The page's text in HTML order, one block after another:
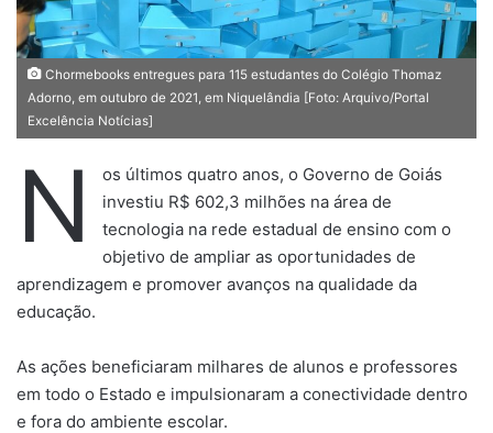
a
i
l
Chormebooks entregues para 115 estudantes do Colégio Thomaz
Adorno, em outubro de 2021, em Niquelândia [Foto: Arquivo/Portal
Excelência Notícias]
N
os últimos quatro anos, o Governo de Goiás
investiu R$ 602,3 milhões na área de
tecnologia na rede estadual de ensino com o
objetivo de ampliar as oportunidades de
aprendizagem e promover avanços na qualidade da
educação.
As ações beneficiaram milhares de alunos e professores
em todo o Estado e impulsionaram a conectividade dentro
e fora do ambiente escolar.